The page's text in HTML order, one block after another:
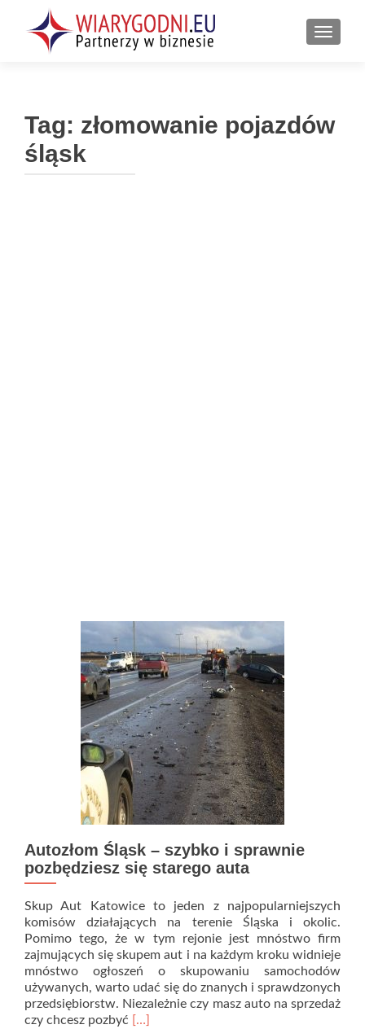
Tag: złomowanie pojazdów
śląsk
Autozłom Śląsk – szybko i sprawnie
pozbędziesz się starego auta
Skup Aut Katowice to jeden z najpopularniejszych
komisów działających na terenie Śląska i okolic.
Pomimo tego, że w tym rejonie jest mnóstwo firm
zajmujących się skupem aut i na każdym kroku widnieje
mnóstwo ogłoszeń o skupowaniu samochodów
używanych, warto udać się do znanych i sprawdzonych
przedsiębiorstw. Niezależnie czy masz auto na sprzedaż
czy chcesz pozbyć Read
[…]